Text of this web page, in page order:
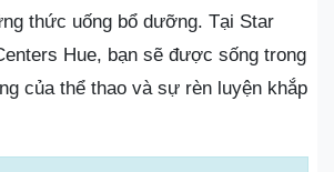
thức uống bổ dưỡng. Tại Star
Hue, bạn sẽ được sống trong
của thể thao và sự rèn luyện khắp